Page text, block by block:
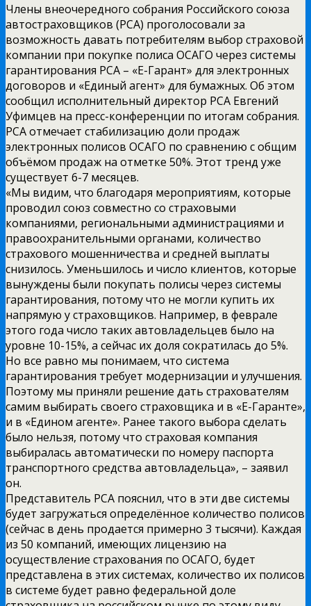
Члены внеочередного собрания Российского союза
автостраховщиков (РСА) проголосовали за
возможность давать потребителям выбор страховой
компании при покупке полиса ОСАГО через системы
гарантирования РСА – «Е-Гарант» для электронных
договоров и «Единый агент» для бумажных. Об этом
сообщил исполнительный директор РСА Евгений
Уфимцев на пресс-конференции по итогам собрания.
РСА отмечает стабилизацию доли продаж
электронных полисов ОСАГО по сравнению с общим
объёмом продаж на отметке 50%. Этот тренд уже
существует 6-7 месяцев.
«Мы видим, что благодаря мероприятиям, которые
проводил союз совместно со страховыми
компаниями, региональными администрациями и
правоохранительными органами, количество
страхового мошенничества и средней выплаты
снизилось. Уменьшилось и число клиентов, которые
вынуждены были покупать полисы через системы
гарантирования, потому что не могли купить их
напрямую у страховщиков. Например, в феврале
этого года число таких автовладельцев было на
уровне 10-15%, а сейчас их доля сократилась до 5%.
Но все равно мы понимаем, что система
гарантирования требует модернизации и улучшения.
Поэтому мы приняли решение дать страхователям
самим выбирать своего страховщика и в «Е-Гаранте»,
и в «Едином агенте». Ранее такого выбора сделать
было нельзя, потому что страховая компания
выбиралась автоматически по номеру паспорта
транспортного средства автовладельца», – заявил
он.
Представитель РСА пояснил, что в эти две системы
будет загружаться определённое количество полисов
(сейчас в день продается примерно 3 тысячи). Каждая
из 50 компаний, имеющих лицензию на
осуществление страхования по ОСАГО, будет
представлена в этих системах, количество их полисов
в системе будет равно федеральной доле